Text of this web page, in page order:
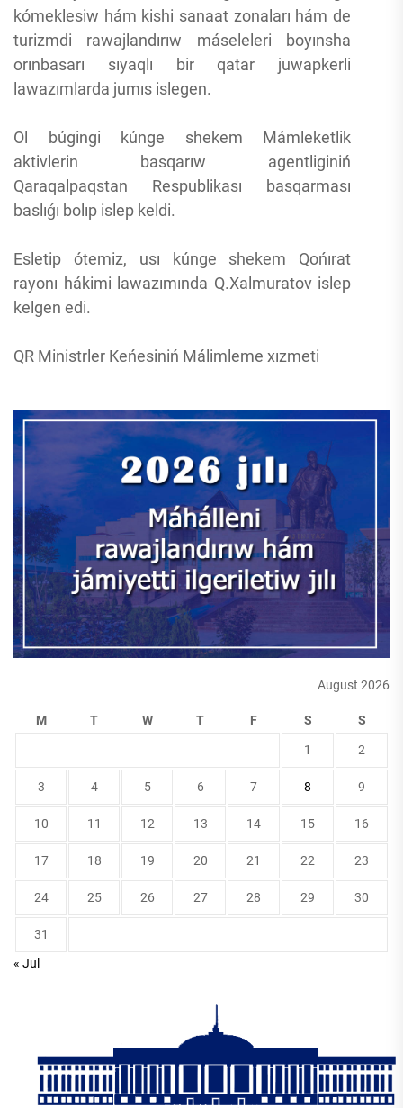
kómeklesiw hám kishi sanaat zonaları hám de
turizmdi rawajlandırıw máseleleri boyınsha
orınbasarı sıyaqlı bir qatar juwapkerli
lawazımlarda jumıs islegen.
Ol búgingi kúnge shekem Mámleketlik
aktivlerin basqarıw agentliginiń
Qaraqalpaqstan Respublikası basqarması
baslıǵı bolıp islep keldi.
Esletip ótemiz, usı kúnge shekem Qońırat
rayonı hákimi lawazımında Q.Xalmuratov islep
kelgen edi.
QR Ministrler Keńesiniń Málimleme xızmeti
August 2026
M T W T F S S
1 2
3 4 5 6 7 8 9
10 11 12 13 14 15 16
17 18 19 20 21 22 23
24 25 26 27 28 29 30
31
« Jul